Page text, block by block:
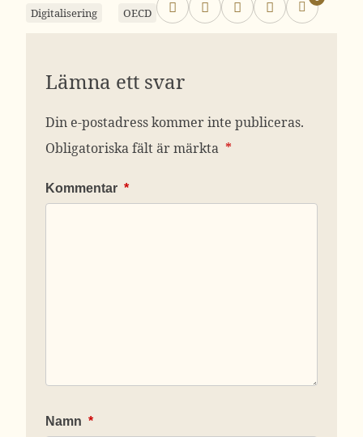
Digitalisering OECD
Lämna ett svar
Din e-postadress kommer inte publiceras.
Obligatoriska fält är märkta *
Kommentar *
Namn *